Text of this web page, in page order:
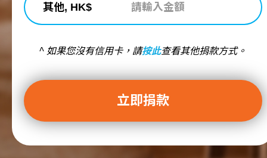
其他, HK$
^ 如果您沒有信用卡，請按此查看其他捐款方式。
立即捐款